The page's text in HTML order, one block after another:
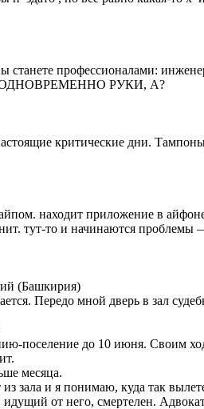
станете профессионалами:
РУКИ, А?
критические дни.
находит приложение в
тут-то и начинаются
(Башкирия)
Передо мной дверь в зал
поселение до 10 июня. Своим
месяца.
зала и я понимаю, куда так
от него, смертелен.